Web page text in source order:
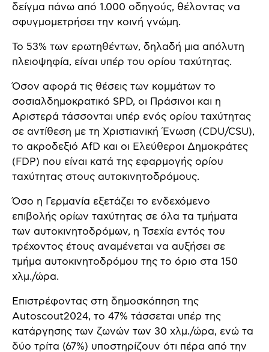
δείγμα πάνω από 1.000 οδηγούς, θέλοντας να
σφυγμομετρήσει την κοινή γνώμη.
Το 53% των ερωτηθέντων, δηλαδή μια απόλυτη
πλειοψηφία, είναι υπέρ του ορίου ταχύτητας.
Όσον αφορά τις θέσεις των κομμάτων το
σοσιαλδημοκρατικό SPD, οι Πράσινοι και η
Αριστερά τάσσονται υπέρ ενός ορίου ταχύτητας
σε αντίθεση με τη Χριστιανική Ένωση (CDU/CSU),
το ακροδεξιό AfD και οι Ελεύθεροι Δημοκράτες
(FDP) που είναι κατά της εφαρμογής ορίου
ταχύτητας στους αυτοκινητοδρόμους.
Όσο η Γερμανία εξετάζει το ενδεχόμενο
επιβολής ορίων ταχύτητας σε όλα τα τμήματα
των αυτοκινητοδρόμων, η Τσεχία εντός του
τρέχοντος έτους αναμένεται να αυξήσει σε
τμήμα αυτοκινητοδρόμου της το όριο στα 150
χλμ./ώρα.
Επιστρέφοντας στη δημοσκόπηση της
Autoscout2024, το 47% τάσσεται υπέρ της
κατάργησης των ζωνών των 30 χλμ./ώρα, ενώ τα
δύο τρίτα (67%) υποστηρίζουν ότι πέρα από την